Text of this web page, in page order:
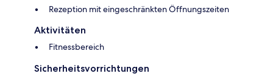
Rezeption mit eingeschränkten Öffnungszeiten
Aktivitäten
Fitnessbereich
Sicherheitsvorrichtungen